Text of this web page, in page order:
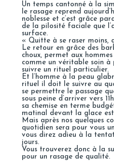
Un temps cantonné à la
le rasage reprend
noblesse et c’est grâce
de la pilosité faciale que
surface.
« Quitte à se raser moins,
Le retour en grâce des
choux, permet aux
comme un véritable soin
suivre un rituel particulier.
Et l’homme à la peau
rituel il doit le suivre au
se permettre le passage
sous peine d’arriver vers
sa chemise en terme
matinal devant la glace
Mais après nos quelques
quotidien sera pour vous
vous direz adieu à la
jours.
Vous trouverez donc à la
pour un rasage de qualité.